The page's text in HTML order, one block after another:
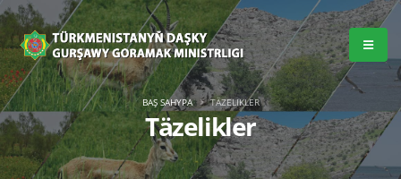
Täzelikler
BAŞ SAHYPA TÄZELIKLER